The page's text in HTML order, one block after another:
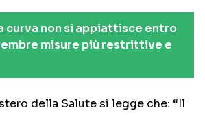
curva non si appiattisce entro
misure più restrittive e
della Salute si legge che: “Il